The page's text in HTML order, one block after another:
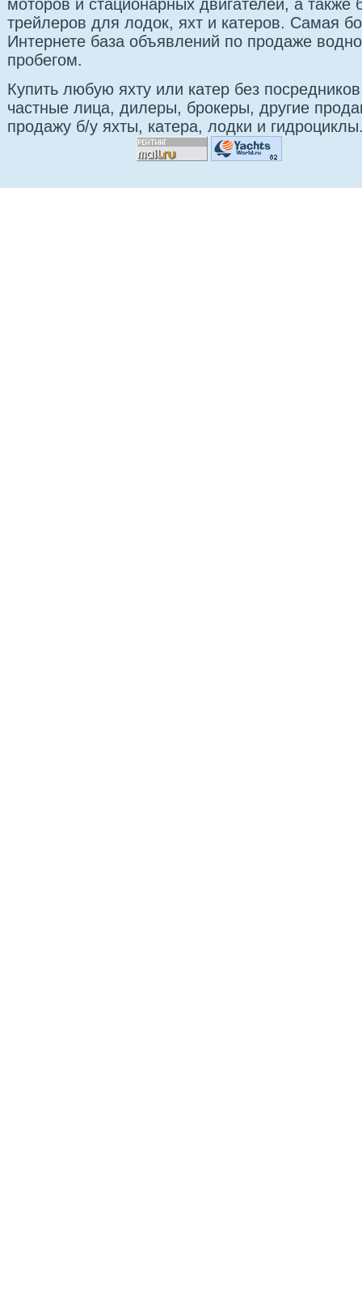
моторов и стационарных двигателей, а также
трейлеров для лодок, яхт и катеров. Самая
Интернете база объявлений по продаже
пробегом.
Купить любую яхту или катер без
частные лица, дилеры, брокеры, другие
продажу б/у яхты, катера, лодки и